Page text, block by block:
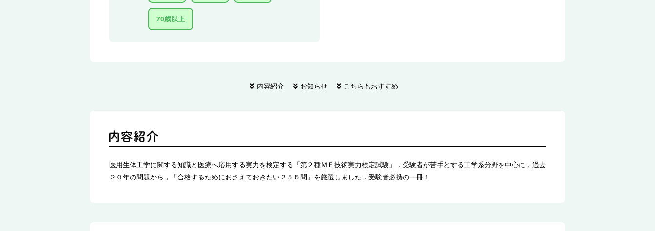
70歳以上
内容紹介 お知らせ こちらもおすすめ
医用生体工学に関する知識と医療へ応用する実力を検定する「第２種ＭＥ技術実力検定試験」．受験者が苦手とする工学系分野を中心に，過去
２０年の問題から，「合格するためにおさえておきたい２５５問」を厳選しました．受験者必携の一冊！